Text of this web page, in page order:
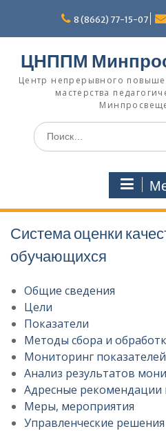
содержимому
8 (8662) 77-15-07
ЦНППМ
Центр непрерывного
мастерства
Искать:
Система оценки
обучающихся
Общие сведения
Цели
Показатели
Методы сбора и
Мониторинг показателей
Анализ результатов
Адресные рекомендации
Меры, мероприятия
Управленческие решения